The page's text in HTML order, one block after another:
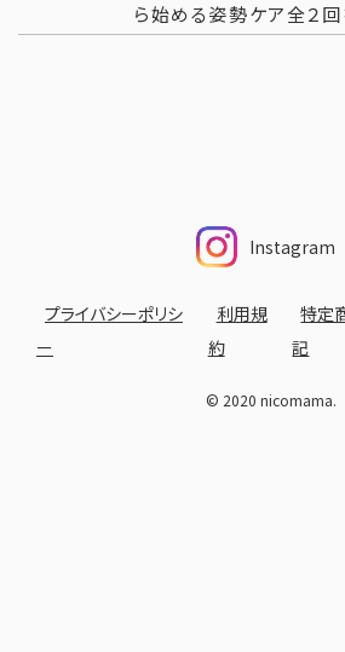
ら始める姿勢ケア全２
Instagram
プライバシーポリシ
ー
利用規
約
特定
記
© 2020 nicomama.